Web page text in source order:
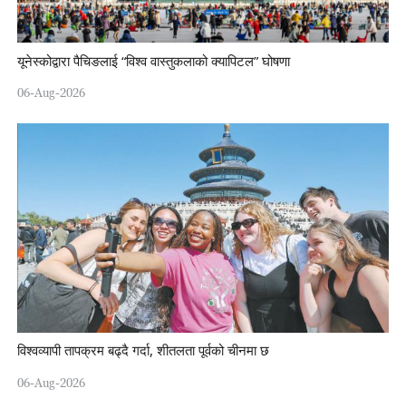
यूनेस्कोद्वारा पैचिङलाई “विश्व वास्तुकलाको क्यापिटल” घोषणा
06-Aug-2026
विश्वव्यापी तापक्रम बढ्दै गर्दा, शीतलता पूर्वको चीनमा छ
06-Aug-2026